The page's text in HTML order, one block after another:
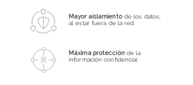
Mayor aislamientode los datos,
al estar fuera de la red
Máxima protecciónde la
información confidencial